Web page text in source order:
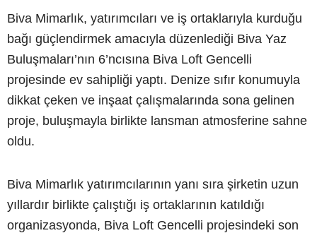
Biva Mimarlık, yatırımcıları ve iş ortaklarıyla kurduğu
bağı güçlendirmek amacıyla düzenlediği Biva Yaz
Buluşmaları’nın 6’ncısına Biva Loft Gencelli
projesinde ev sahipliği yaptı. Denize sıfır konumuyla
dikkat çeken ve inşaat çalışmalarında sona gelinen
proje, buluşmayla birlikte lansman atmosferine sahne
oldu.
Biva Mimarlık yatırımcılarının yanı sıra şirketin uzun
yıllardır birlikte çalıştığı iş ortaklarının katıldığı
organizasyonda, Biva Loft Gencelli projesindeki son